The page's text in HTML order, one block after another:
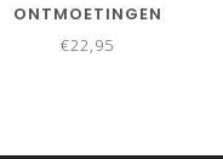
ONTMOETINGEN
€22,95